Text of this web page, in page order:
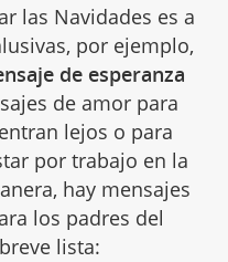
las Navidades es a
por ejemplo,
de esperanza
de amor para
lejos o para
por trabajo en la
hay mensajes
los padres del
lista: